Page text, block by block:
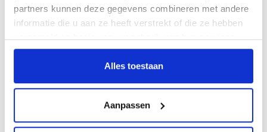
partners kunnen deze gegevens combineren met andere
informatie die u aan ze heeft verstrekt of die ze hebben
verzameld op basis van uw gebruik van hun services.
Alles toestaan
Aanpassen
Außerdem haben wir die API erheblich erweitert, um
die Verknüpfung mit Testautomatisierungswerkzeugen
noch einfacher zu gestalten. Mehrere Kunden nutzen
dies bereits, um z.B. Testergebnisse aus
automatisierten Testskripten zurück in Testersuite zu
bekommen. Auch an unserer Standard-JIRA-
Kopplung wurden verschiedene Erweiterungen
vorgenommen. Zum Beispiel ist es jetzt sehr einfach,